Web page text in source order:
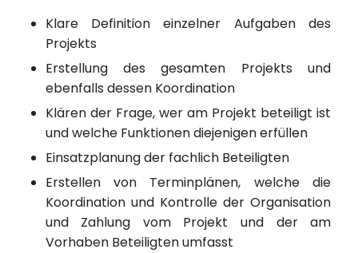
Klare Definition einzelner Aufgaben des
Projekts
Erstellung des gesamten Projekts und
ebenfalls dessen Koordination
Klären der Frage, wer am Projekt beteiligt ist
und welche Funktionen diejenigen erfüllen
Einsatzplanung der fachlich Beteiligten
Erstellen von Terminplänen, welche die
Koordination und Kontrolle der Organisation
und Zahlung vom Projekt und der am
Vorhaben Beteiligten umfasst